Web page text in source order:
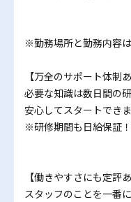
※勤務場所と勤務内容
【万全のサポート体制あ
必要な知識は数日間の
安心してスタートできま
※研修期間も日給保証
【働きやすさにも定評あ
スタッフのことを一番